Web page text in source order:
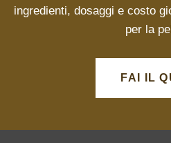
ingredienti, dosaggi e costo
per la
FAI IL